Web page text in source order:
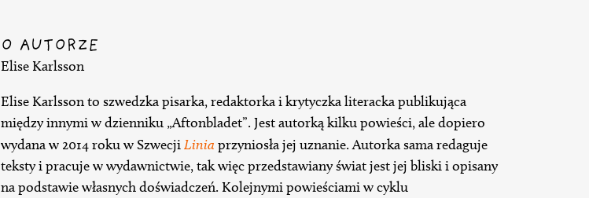
O AUTORZE
Elise Karlsson
Elise Karlsson to szwedzka pisarka, redaktorka i krytyczka literacka publikująca
między innymi w dzienniku „Aftonbladet”. Jest autorką kilku powieści, ale dopiero
wydana w 2014 roku w SzwecjiLinia przyniosła jej uznanie. Autorka sama redaguje
teksty i pracuje w wydawnictwie, tak więc przedstawiany świat jest jej bliski i opisany
na podstawie własnych doświadczeń. Kolejnymi powieściami w cyklu